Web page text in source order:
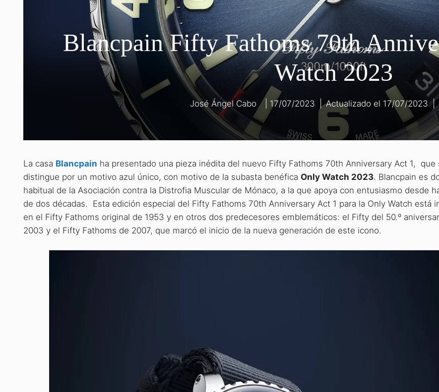
Blancpain Fifty Fathoms 70th
Watch 2023
José Ángel Cabo | 17/07/2023
17/07/2023 |
La casa Blancpain ha presentado una pieza inédita del nuevo Fifty Fathoms 70th Anniversary Act 1, que
distingue por un motivo azul único, con motivo de la subasta benéfica Only Watch 2023. Blancpain es
habitual de la Asociación contra la Distrofia Muscular de Mónaco, a la que apoya con entusiasmo desde
de dos décadas. Esta edición especial del Fifty Fathoms 70th Anniversary Act 1 para la Only Watch está
en el Fifty Fathoms original de 1953 y en otros dos predecesores emblemáticos: el Fifty del 50.º
2003 y el Fifty Fathoms de 2007, que marcó el inicio de la nueva generación de este icono.